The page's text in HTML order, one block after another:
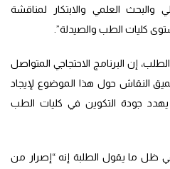
والبحث العلمي والابتكار لمناقشة
كليات الطب والصيدلة”.
إن البرنامج الاحتجاجي المتواصل
النقاش حول هذا الموضوع لإيجاد
يهدد جودة التكوين في كليات الطب
ظل ما يقول الطلبة إنه “إصرار من